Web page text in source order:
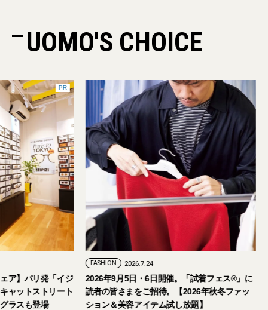
UOMO'S CHOICE
人のアイウェア】パリ発「イジ
の旗艦店をキャットストリート
本限定サングラスも登場
FASHION
2026年9月5日・6日開催。「試着フ
読者の皆さまをご招待。【2026年
ション＆美容アイテム試し放題】